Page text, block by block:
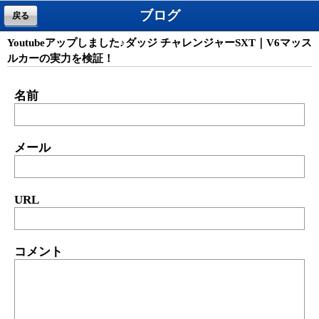
ブログ
戻る
Youtubeアップしました♪ダッジ チャレンジャーSXT｜V6マッス
ルカーの実力を検証！
名前
メール
URL
コメント